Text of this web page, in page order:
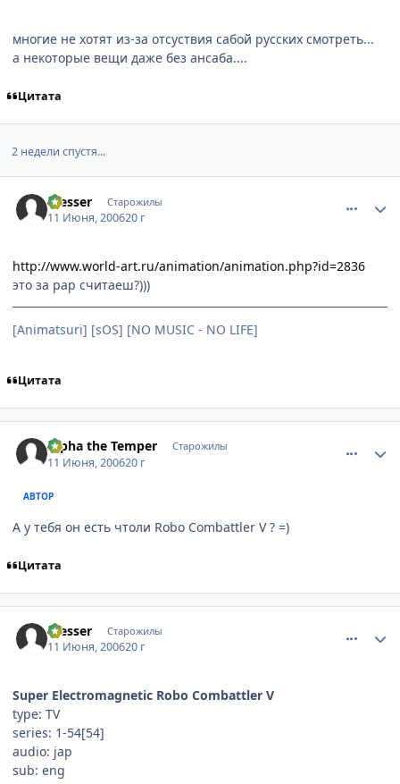
многие не хотят из-за отсуствия сабой русских смотреть...
а некоторые вещи даже без ансаба....
Цитата
2 недели спустя...
messer Старожилы
11 Июня, 200620 г
http://www.world-art.ru/animation/animation.php?id=2836
это за рар считаеш?)))
[Animatsuri] [sOS] [NO MUSIC - NO LIFE]
Цитата
Alpha the Temper Старожилы
11 Июня, 200620 г
АВТОР
А у тебя он есть чтоли Robo Combattler V ? =)
Цитата
messer Старожилы
11 Июня, 200620 г
Super Electromagnetic Robo Combattler V
type: TV
series: 1-54[54]
audio: jap
sub: eng